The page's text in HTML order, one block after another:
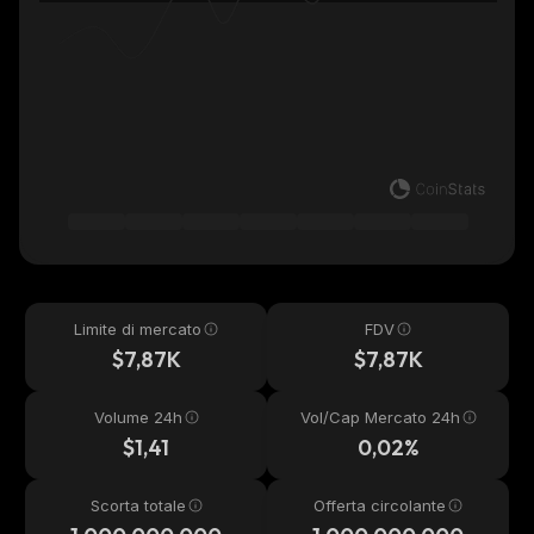
Limite di mercato
$7,87K
FDV
$7,87K
Volume 24h
$1,41
Vol/Cap Mercato 24h
0,02%
Scorta totale Offerta circolante